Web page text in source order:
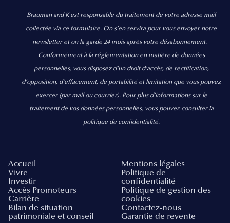
Brauman and K est responsable du traitement de votre adresse mail
collectée via ce formulaire. On s’en servira pour vous envoyer notre
newsletter et on la garde 24 mois après votre désabonnement.
Conformément à la réglementation en matière de données
personnelles, vous disposez d'un droit d'accès, de rectification,
d’opposition, d’effacement, de portabilité et limitation que vous pouvez
exercer (par mail ou courrier). Pour plus d’informations sur le
traitement de vos données personnelles, vous pouvez consulter la
politique de confidentialité.
Accueil
Vivre
Investir
Accès Promoteurs
Carrière
Bilan de situation
patrimoniale et conseil
Mentions légales
Politique de
confidentialité
Politique de gestion des
cookies
Contactez-nous
Garantie de revente